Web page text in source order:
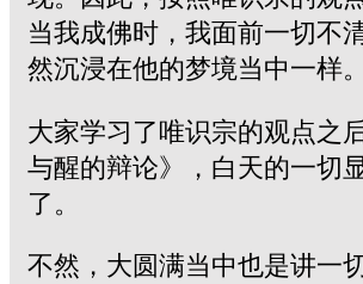
当我成佛时，我面前一切不
然沉浸在他的梦境当中一样。
大家学习了唯识宗的观点之
与醒的辩论》，白天的一切
了。
不然，大圆满当中也是讲一